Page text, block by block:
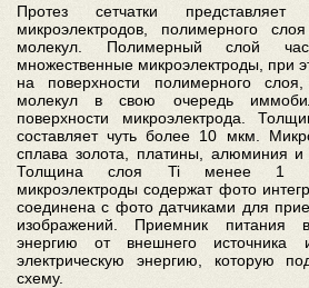
Протез сетчатки
микроэлектродов, полимерного
молекул. Полимерный слой
множественные микроэлектроды, при
на поверхности полимерного
молекул в свою очередь
поверхности микроэлектрода.
составляет чуть более 10 мкм.
сплава золота, платины, алюминия и
Толщина слоя Ti менее 1
микроэлектроды содержат фото
соединена с фото датчиками для
изображений. Приемник питания
энергию от внешнего
электрическую энергию, которую
схему.